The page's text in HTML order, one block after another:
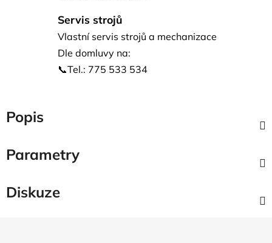
Servis strojů
Vlastní servis strojů a mechanizace
Dle domluvy na:
📞Tel.: 775 533 534
Popis
Parametry
Diskuze